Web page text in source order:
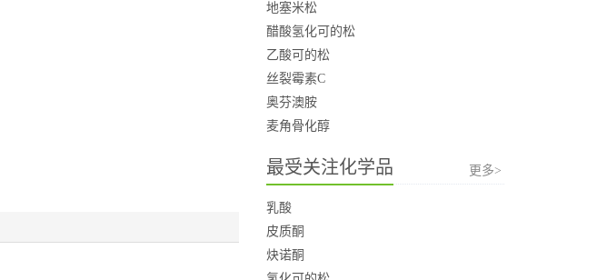
地塞米松
醋酸氢化可的松
乙酸可的松
丝裂霉素C
奥芬澳胺
麦角骨化醇
最受关注化学品 更多>
乳酸
皮质酮
炔诺酮